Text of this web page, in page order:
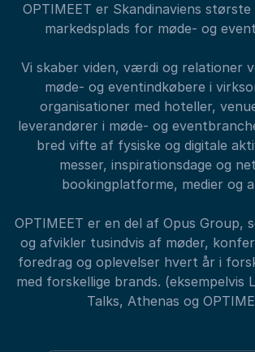
OPTIMEET er Skandinaviens
markedsplads for møde- og
Vi skaber viden, værdi og relationer
møde- og eventindkøbere i
organisationer med hoteller,
leverandører i møde- og
bred vifte af fysiske og digitale
messer, inspirationsdage og
bookingplatforme, medier og
OPTIMEET er en del af Opus Group,
og afvikler tusindvis af møder,
foredrag og oplevelser hvert år i
med forskellige brands. (eksempelvis
Talks, Athenas og